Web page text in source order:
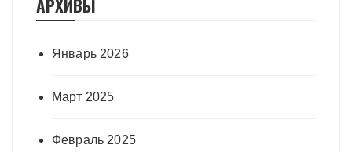
АРХИВЫ
Январь 2026
Март 2025
Февраль 2025